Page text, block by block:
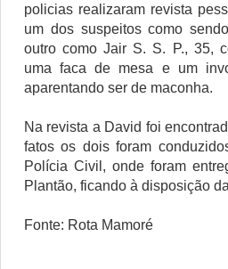
policias realizaram revista
um dos suspeitos como
outro como Jair S. S. P., 35,
uma faca de mesa e um
aparentando ser de maconha.
Na revista a David foi
fatos os dois foram
Polícia Civil, onde foram
Plantão, ficando à disposição
Fonte: Rota Mamoré